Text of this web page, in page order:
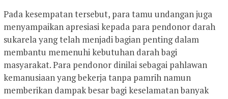
Pada kesempatan tersebut, para tamu undangan juga
menyampaikan apresiasi kepada para pendonor darah
sukarela yang telah menjadi bagian penting dalam
membantu memenuhi kebutuhan darah bagi
masyarakat. Para pendonor dinilai sebagai pahlawan
kemanusiaan yang bekerja tanpa pamrih namun
memberikan dampak besar bagi keselamatan banyak